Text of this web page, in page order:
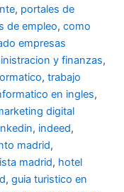
, portales de
de empleo, como
empresas
y finanzas,
, trabajo
en ingles,
digital
, indeed,
madrid,
madrid, hotel
, guia turistico en